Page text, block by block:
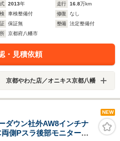
2013年 走行 16.8万km
車検整備付 修復
なし
保証無 整備
法定整備付
京都府八幡市
・見積依頼
京都やわた店／オニキス京都八幡
NEW
ウン社外AW8インチナ
側Pスラ後部モニタース